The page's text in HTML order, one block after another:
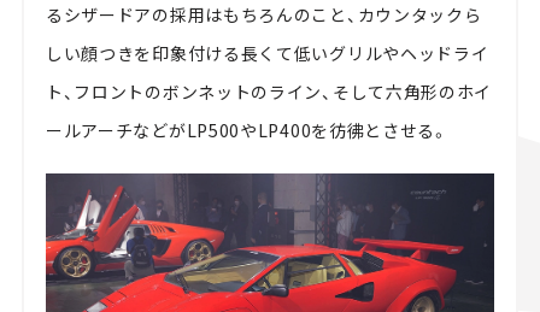
るシザードアの採用はもちろんのこと、カウンタックら
しい顔つきを印象付ける長くて低いグリルやヘッドライ
ト、フロントのボンネットのライン、そして六角形のホイ
ールアーチなどがLP500やLP400を彷彿とさせる。